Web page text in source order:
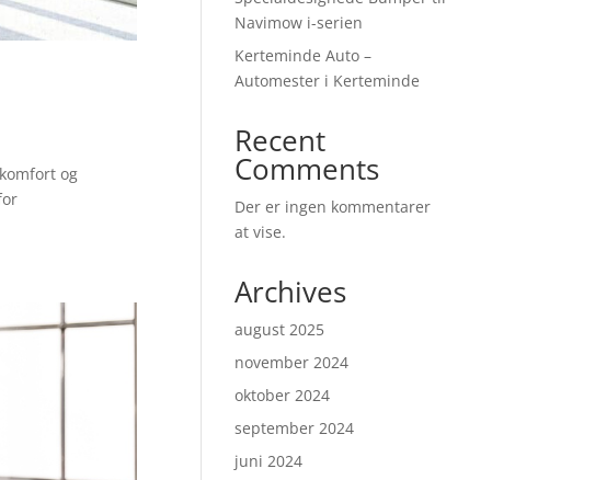
og
Navimow i-serien
Kerteminde Auto –
Automester i Kerteminde
Recent
Comments
Der er ingen kommentarer
at vise.
Archives
august 2025
november 2024
oktober 2024
september 2024
juni 2024